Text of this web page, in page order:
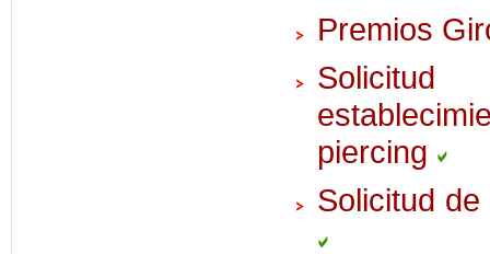
Premios
piercing
Solicitud